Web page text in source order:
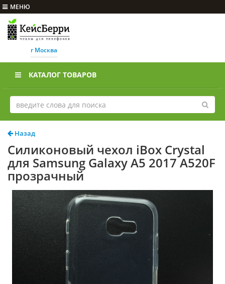
МЕНЮ
г Москва
КАТАЛОГ ТОВАРОВ
Назад
Силиконовый чехол iBox Crystal
для Samsung Galaxy A5 2017 A520F
прозрачный